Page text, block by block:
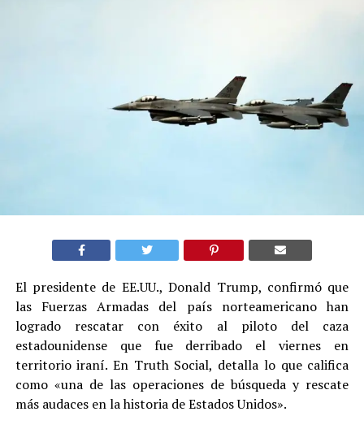
El presidente de EE.UU., Donald Trump, confirmó que
las Fuerzas Armadas del país norteamericano han
logrado rescatar con éxito al piloto del caza
estadounidense que fue derribado el viernes en
territorio iraní. En Truth Social, detalla lo que califica
como «una de las operaciones de búsqueda y rescate
más audaces en la historia de Estados Unidos».